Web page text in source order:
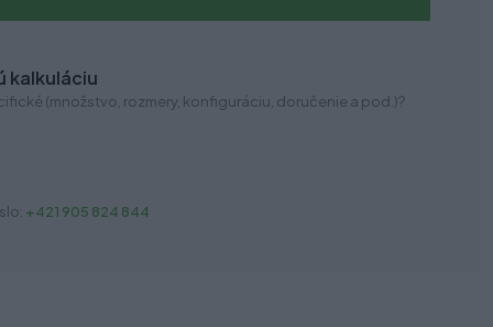
kalkuláciu
(množstvo, rozmery, konfiguráciu, doručenie a pod.)?
+421 905 824 844